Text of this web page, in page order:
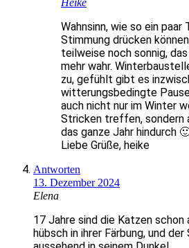
Heike
Wahnsinn, wie so ein paar
Stimmung drücken
teilweise noch sonnig,
mehr wahr.
zu, gefühlt gibt es
witterungsbedingte
auch nicht nur im Winter
Stricken treffen, sondern
das ganze Jahr hindurch
Liebe Grüße, heike
Antworten
13. Dezember 2024
Elena
17 Jahre sind die Katzen
hübsch in ihrer Färbung, und